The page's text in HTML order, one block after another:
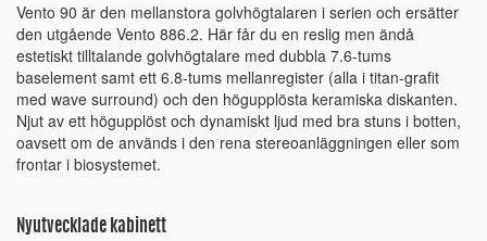
Vento 90 är den mellanstora golvhögtalaren i serien och ersätter
den utgående Vento 886.2. Här får du en reslig men ändå
estetiskt tilltalande golvhögtalare med dubbla 7.6-tums
baselement samt ett 6.8-tums mellanregister (alla i titan-grafit
med wave surround) och den högupplösta keramiska diskanten.
Njut av ett högupplöst och dynamiskt ljud med bra stuns i botten,
oavsett om de används i den rena stereoanläggningen eller som
frontar i biosystemet.
Nyutvecklade kabinett